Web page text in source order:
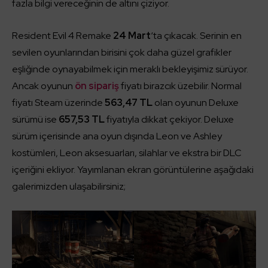
fazla bilgi vereceğinin de altını çiziyor.
Resident Evil 4 Remake 24 Mart‘ta çıkacak. Serinin en
sevilen oyunlarından birisini çok daha güzel grafikler
eşliğinde oynayabilmek için meraklı bekleyişimiz sürüyor.
Ancak oyunun ön siparişfiyatı birazcık üzebilir. Normal
fiyatı Steam üzerinde563,47 TLolan oyunun Deluxe
sürümü ise 657,53 TLfiyatıyla dikkat çekiyor. Deluxe
sürüm içerisinde ana oyun dışında Leon ve Ashley
kostümleri, Leon aksesuarları, silahlar ve ekstra bir DLC
içeriğini ekliyor. Yayımlanan ekran görüntülerine aşağıdaki
galerimizden ulaşabilirsiniz;